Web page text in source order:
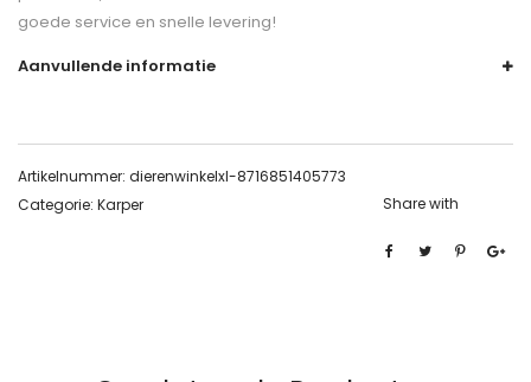
goede service en snelle levering!
Aanvullende informatie
Artikelnummer: dierenwinkelxl-8716851405773
Categorie: Karper Share with